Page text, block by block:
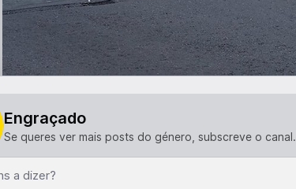
Engraçado
Se queres ver mais posts do género, subscreve o canal.
a dizer?